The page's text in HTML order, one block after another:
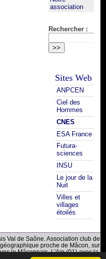
association
Rechercher :
Sites Web
ANPCEN
Ciel des
Hommes
CNES
ESA France
Futura-
sciences
INSU
Le jour de la
Nuit
Villes et
villages
étoilés
Val de Saône. Association club de
proche de Mâcon, sur
le Mâconnais, L'Ain (01) avec la